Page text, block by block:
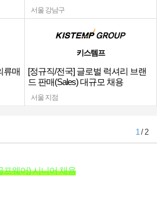
서울 강남구
류매
키스템프
[정규직/전국] 글로벌 럭셔리 브랜
드 판매(Sales) 대규모 채용
서울 지점
1/ 2
프웨어) 시니어 채용